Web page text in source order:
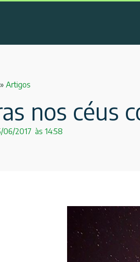
» Artigos
nos céus
06/2017 às 14:58